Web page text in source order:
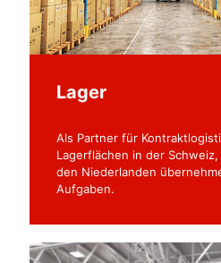
Lager
Als Partner für
Lagerflächen in der
den Niederlanden
Aufgaben.